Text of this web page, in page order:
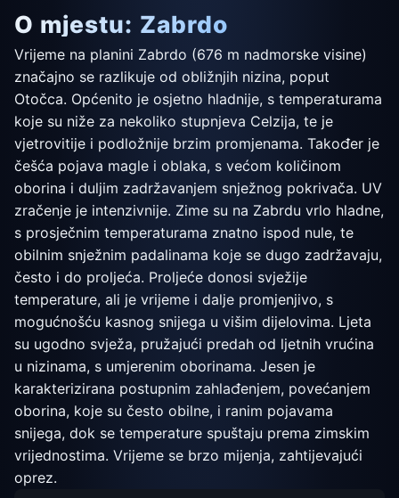
O mjestu: Zabrdo
Vrijeme na planini Zabrdo (676 m nadmorske visine)
značajno se razlikuje od obližnjih nizina, poput
Otočca. Općenito je osjetno hladnije, s temperaturama
koje su niže za nekoliko stupnjeva Celzija, te je
vjetrovitije i podložnije brzim promjenama. Također je
češća pojava magle i oblaka, s većom količinom
oborina i duljim zadržavanjem snježnog pokrivača. UV
zračenje je intenzivnije. Zime su na Zabrdu vrlo hladne,
s prosječnim temperaturama znatno ispod nule, te
obilnim snježnim padalinama koje se dugo zadržavaju,
često i do proljeća. Proljeće donosi svježije
temperature, ali je vrijeme i dalje promjenjivo, s
mogućnošću kasnog snijega u višim dijelovima. Ljeta
su ugodno svježa, pružajući predah od ljetnih vrućina
u nizinama, s umjerenim oborinama. Jesen je
karakterizirana postupnim zahlađenjem, povećanjem
oborina, koje su često obilne, i ranim pojavama
snijega, dok se temperature spuštaju prema zimskim
vrijednostima. Vrijeme se brzo mijenja, zahtijevajući
oprez.